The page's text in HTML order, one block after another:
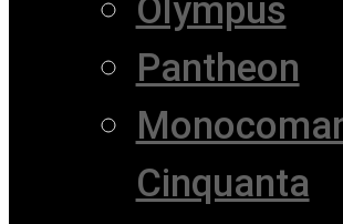
Olympus
Pantheon
Cinquanta